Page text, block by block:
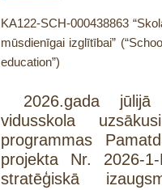
KA122-SCH-000438863
mūsdienīgai izglītībai”
education”)
2026.gada jūlijā
vidusskola
programmas
projekta Nr. 2026-1-
stratēģiskā